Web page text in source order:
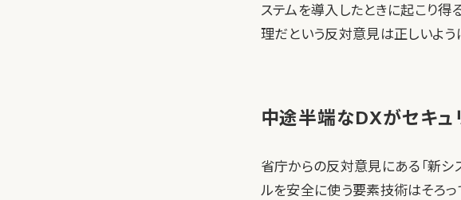
ステムを導入したときに起こり
理だという反対意見は正しいよう
中途半端なDXがセキュ
省庁からの反対意見にある「新シ
ルを安全に使う要素技術はそろっ